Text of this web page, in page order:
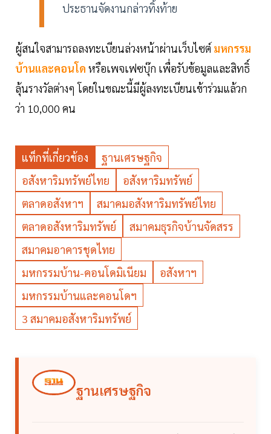
ประธานจัดงานกล่าวทิ้งท้าย
ผู้สนใจสามารถลงทะเบียนล่วงหน้าผ่านเว็บไซต์ มหกรรม
บ้านและคอนโด หรือเพจเฟซบุ๊ก เพื่อรับข้อมูลและสิทธิ์
ลุ้นรางวัลต่างๆ โดยในขณะนี้มีผู้ลงทะเบียนเข้าร่วมแล้วก
ว่า 10,000 คน
แท็กที่เกี่ยวข้อง
ฐานเศรษฐกิจ
อสังหาริมทรัพย์ไทย
อสังหาริมทรัพย์
ตลาดอสังหาฯ
สมาคมอสังหาริมทรัพย์ไทย
ตลาดอสังหาริมทรัพย์
สมาคมธุรกิจบ้านจัดสรร
สมาคมอาคารชุดไทย
มหกรรมบ้าน-คอนโดมิเนียม
อสังหาฯ
มหกรรมบ้านและคอนโดฯ
3 สมาคมอสังหาริมทรัพย์
ฐานเศรษฐกิจ